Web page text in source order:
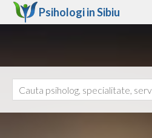
Psihologi inSibiu
Ajutor